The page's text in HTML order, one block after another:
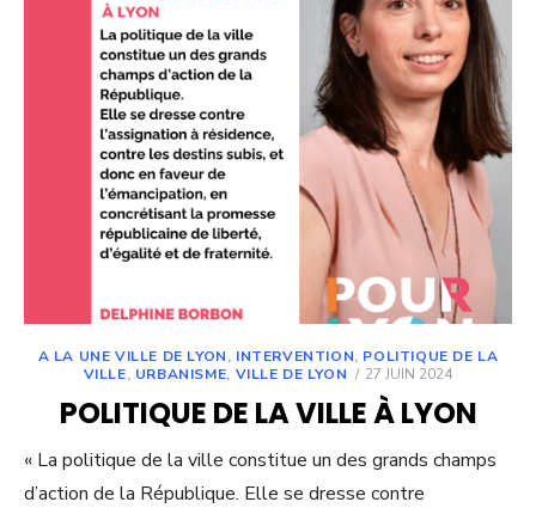
A LA UNE VILLE DE LYON, INTERVENTION, POLITIQUE DE LA
VILLE, URBANISME, VILLE DE LYON
POSTED
ON
27 JUIN 2024
POLITIQUE DE LA VILLE À LYON
« La politique de la ville constitue un des grands champs
d’action de la République. Elle se dresse contre